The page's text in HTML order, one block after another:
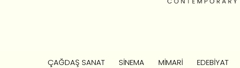
ÇAĞDAŞ SANAT SINEMA MIMARI EDEBIYAT